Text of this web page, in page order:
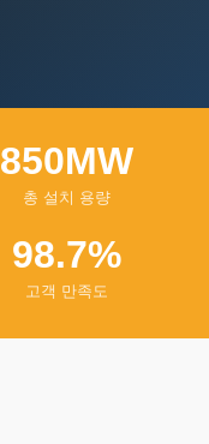
850MW
총 설치 용량
98.7%
고객 만족도